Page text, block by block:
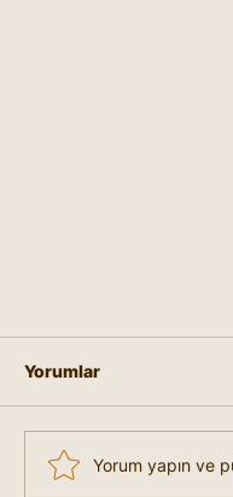
Bölüm 25-1 1. Suç
işlediği bir cinayet eli üzerinde doğrudan
görülmez.Ancak
Yorumlar
Yorum yapın ve